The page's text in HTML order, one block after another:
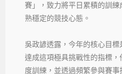
賽」，致力將平日累積的訓
熟穩定的競技心態。
吳政諺透露，今年的核心目
達成這項極具挑戰性的指標
度訓練，並透過頻繁參與賽